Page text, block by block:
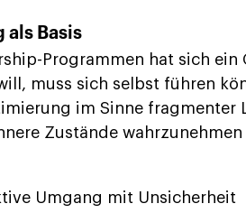
als Basis
Programmen hat sich
muss sich selbst führen
im Sinne fragmenter
Zustände
Umgang mit Unsicherheit